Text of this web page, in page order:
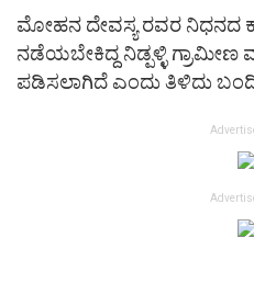
ಮೋಹನ ದೇವಸ್ಯ ರವರ ನಿಧನದ
ನಡೆಯಬೇಕಿದ್ದ ನಿಡ್ಪಳ್ಳಿ ಗ್ರಾಮೀಣ
ಪಡಿಸಲಾಗಿದೆ ಎಂದು ತಿಳಿದು